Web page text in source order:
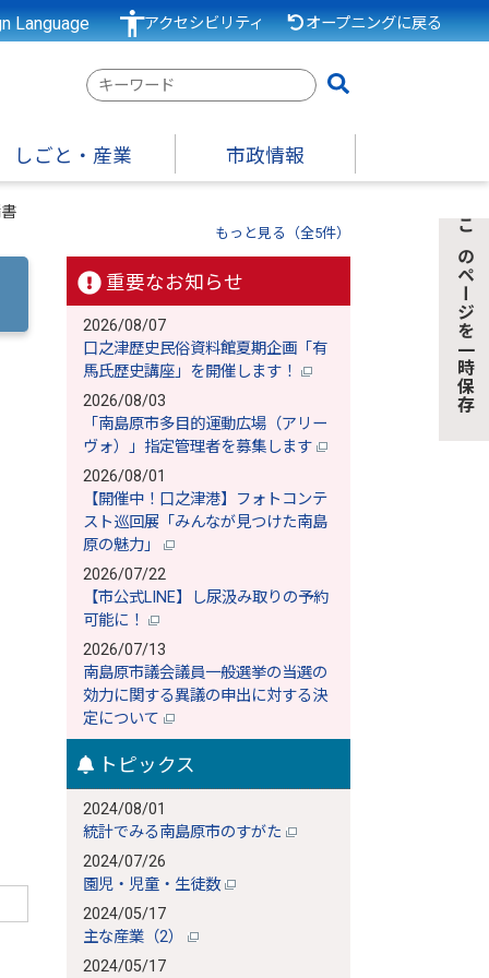
Language アクセシビリティ オープニングに戻る
検
ー
ワ
しごと・産業 市政情報
もっと見る（全5件）
重要なお知らせ
2026/08/07
口之津歴史民俗資料館夏期企画「有
馬氏歴史講座」を開催します！
2026/08/03
「南島原市多目的運動広場（アリー
ヴォ）」指定管理者を募集します
2026/08/01
【開催中！口之津港】フォトコンテ
スト巡回展「みんなが見つけた南島
原の魅力」
2026/07/22
【市公式LINE】し尿汲み取りの予約
可能に！
2026/07/13
南島原市議会議員一般選挙の当選の
効力に関する異議の申出に対する決
定について
トピックス
2024/08/01
統計でみる南島原市のすがた
2024/07/26
園児・児童・生徒数
2024/05/17
主な産業（2）
2024/05/17
このページを一時保存